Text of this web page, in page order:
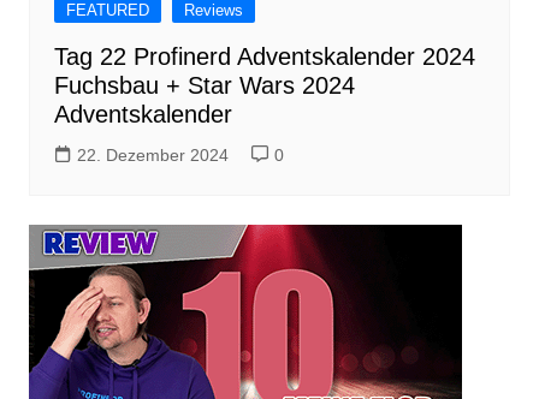
FEATURED Reviews
Tag 22 Profinerd Adventskalender 2024
Fuchsbau + Star Wars 2024
Adventskalender
22. Dezember 2024 0